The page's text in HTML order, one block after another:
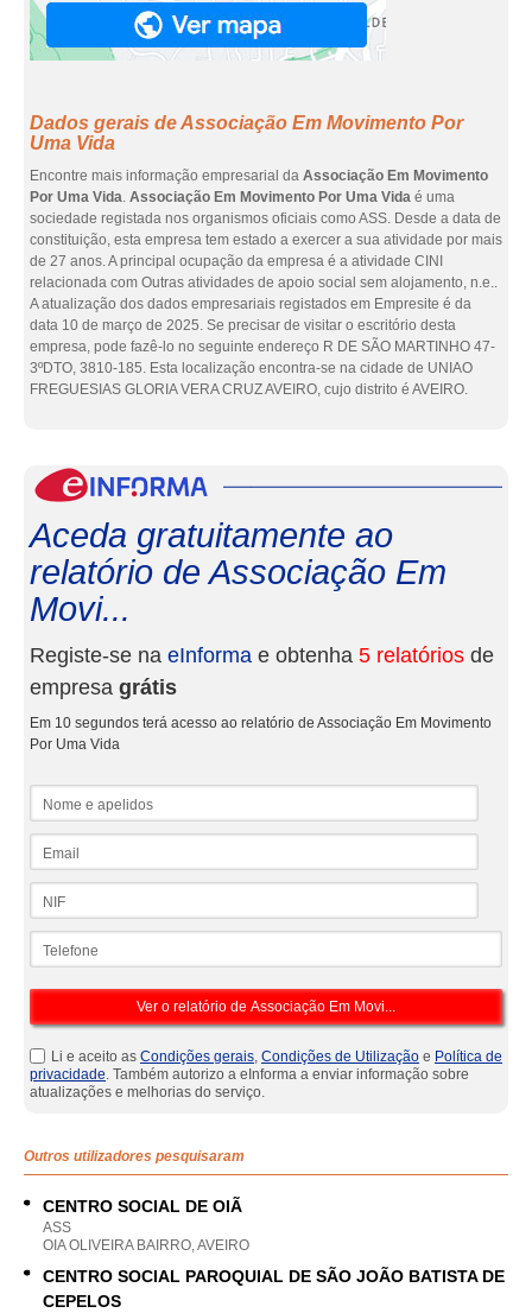
Dados gerais de Associação Em Movimento Por
Uma Vida
Encontre mais informação empresarial da Associação Em Movimento
Por Uma Vida. Associação Em Movimento Por Uma Vida é uma
sociedade registada nos organismos oficiais como ASS. Desde a data de
constituição, esta empresa tem estado a exercer a sua atividade por mais
de 27 anos. A principal ocupação da empresa é a atividade CINI
relacionada com Outras atividades de apoio social sem alojamento, n.e..
A atualização dos dados empresariais registados em Empresite é da
data 10 de março de 2025. Se precisar de visitar o escritório desta
empresa, pode fazê-lo no seguinte endereço R DE SÃO MARTINHO 47-
3ºDTO, 3810-185. Esta localização encontra-se na cidade de UNIAO
FREGUESIAS GLORIA VERA CRUZ AVEIRO, cujo distrito é AVEIRO.
Aceda gratuitamente ao
relatório de Associação Em
Movi...
Registe-se na eInforma e obtenha 5 relatórios de
empresa grátis
Em 10 segundos terá acesso ao relatório de Associação Em Movimento
Por Uma Vida
Li e aceito as Condições gerais, Condições de Utilização e Política de
privacidade. Também autorizo a eInforma a enviar informação sobre
atualizações e melhorias do serviço.
Outros utilizadores pesquisaram
CENTRO SOCIAL DE OIÃ
ASS
OIA OLIVEIRA BAIRRO, AVEIRO
CENTRO SOCIAL PAROQUIAL DE SÃO JOÃO BATISTA DE
CEPELOS